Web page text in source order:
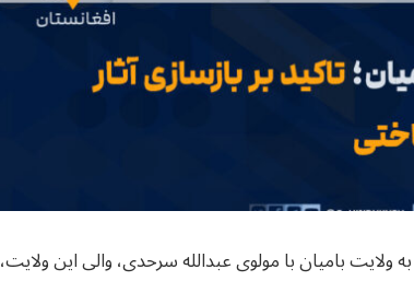
ولایت بامیان با مولوی عبدالله سرحدی، والی این ولایت،